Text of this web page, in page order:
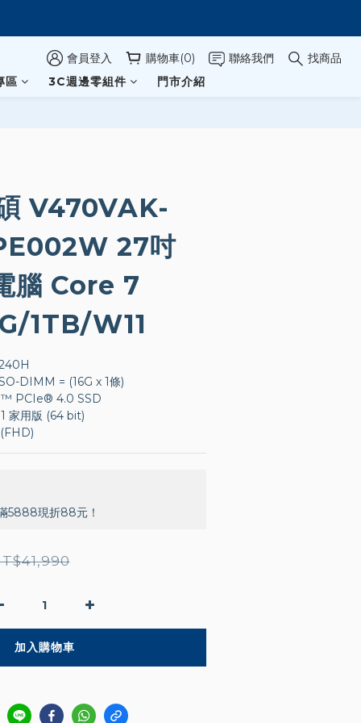
會員登入 購物車(0) 聯絡我們
找商品
區
3C週邊零組件 門市介紹
V470VAK-
27吋
腦 Core 7
1TB/W11
DIMM = (16G x 1條)
PCIe® 4.0 SSD
家用版 (64 bit)
5888現折88元！
加入購物車